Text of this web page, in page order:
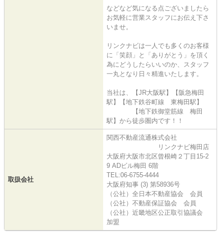
などなど気になる点ございましたら
お気軽に営業スタッフにお伝え下さ
いませ。
リンクナビは一人でも多くのお客様
に「笑顔」と「ありがとう」を頂く
為にどうしたらいいのか、スタッフ
一丸となり日々精進いたします。
当社は、【JR大阪駅】【阪急梅田
駅】【地下鉄谷町線 東梅田駅】
【地下鉄御堂筋線 梅田
駅】から徒歩圏内です！！
取扱会社
関西不動産流通株式会社
リンクナビ梅田店
大阪府大阪市北区曾根崎２丁目15-2
9 ADビル梅田 6階
TEL:06-6755-4444
大阪府知事 (3) 第58936号
（公社）全日本不動産協会 会員
（公社）不動産保証協会 会員
（公社）近畿地区公正取引協議会
加盟